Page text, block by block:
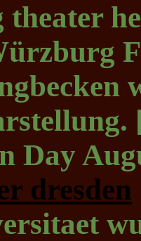
theater
Day
dresden